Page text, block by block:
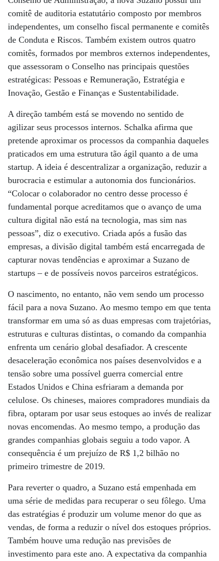
comitê de auditoria estatutário composto por membros
independentes, um conselho fiscal permanente e comitês
de Conduta e Riscos. Também existem outros quatro
comitês, formados por membros externos independentes,
que assessoram o Conselho nas principais questões
estratégicas: Pessoas e Remuneração, Estratégia e
Inovação, Gestão e Finanças e Sustentabilidade.
A direção também está se movendo no sentido de
agilizar seus processos internos. Schalka afirma que
pretende aproximar os processos da companhia daqueles
praticados em uma estrutura tão ágil quanto a de uma
startup. A ideia é descentralizar a organização, reduzir a
burocracia e estimular a autonomia dos funcionários.
“Colocar o colaborador no centro desse processo é
fundamental porque acreditamos que o avanço de uma
cultura digital não está na tecnologia, mas sim nas
pessoas”, diz o executivo. Criada após a fusão das
empresas, a divisão digital também está encarregada de
capturar novas tendências e aproximar a Suzano de
startups – e de possíveis novos parceiros estratégicos.
O nascimento, no entanto, não vem sendo um processo
fácil para a nova Suzano. Ao mesmo tempo em que tenta
transformar em uma só as duas empresas com trajetórias,
estruturas e culturas distintas, o comando da companhia
enfrenta um cenário global desafiador. A crescente
desaceleração econômica nos países desenvolvidos e a
tensão sobre uma possível guerra comercial entre
Estados Unidos e China esfriaram a demanda por
celulose. Os chineses, maiores compradores mundiais da
fibra, optaram por usar seus estoques ao invés de realizar
novas encomendas. Ao mesmo tempo, a produção das
grandes companhias globais seguiu a todo vapor. A
consequência é um prejuízo de R$ 1,2 bilhão no
primeiro trimestre de 2019.
Para reverter o quadro, a Suzano está empenhada em
uma série de medidas para recuperar o seu fôlego. Uma
das estratégias é produzir um volume menor do que as
vendas, de forma a reduzir o nível dos estoques próprios.
Também houve uma redução nas previsões de
investimento para este ano. A expectativa da companhia